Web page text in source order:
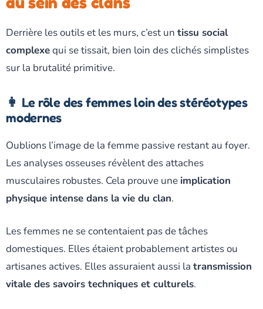
Derrière les outils et les murs, c’est un tissu social
complexequi se tissait, bien loin des clichés simplistes
sur la brutalité primitive.
👩 Le rôle des femmes loin des stéréotypes
modernes
Oublions l’image de la femme passive restant au foyer.
Les analyses osseuses révèlent des attaches
musculaires robustes. Cela prouve une implication
physique intense dans la vie du clan.
Les femmes ne se contentaient pas de tâches
domestiques. Elles étaient probablement artistes ou
artisanes actives. Elles assuraient aussi la transmission
vitale des savoirs techniques et culturels.